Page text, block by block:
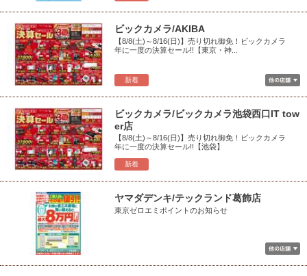
新着
ビックカメラ/AKIBA
【8/8(土)～8/16(日)】売り切れ御免！ビックカメラ
年に一度の決算セール!!【東京・神...
新着
ビックカメラ/ビックカメラ池袋西口IT tow
er店
【8/8(土)～8/16(日)】売り切れ御免！ビックカメラ
年に一度の決算セール!!【池袋】
ヤマダデンキ/テックランド葛飾店
東京ゼロエミポイントのお知らせ